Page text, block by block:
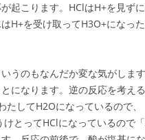
起こります。HClはH+を見ずに
はH+を受け取ってH3O+になっ
うのもなんだか変な気がしま
になります。逆の反応を考える
たしてH2Oになっているので
けとってHClになっているので